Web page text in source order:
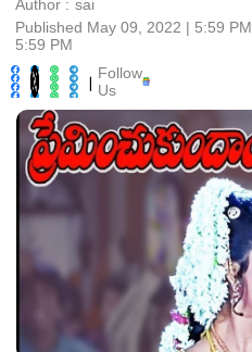
Author : sai
Published May 09, 2022 | 5:59 PM
5:59 PM
| Follow
Us